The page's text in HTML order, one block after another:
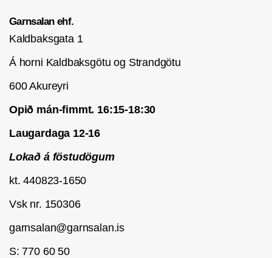
Garnsalan ehf.
Kaldbaksgata 1
Á horni Kaldbaksgötu og Strandgötu
600 Akureyri
Opið mán-fimmt. 16:15-18:30
Laugardaga 12-16
Lokað á föstudögum
kt. 440823-1650
Vsk nr. 150306
garnsalan@garnsalan.is
S: 770 60 50